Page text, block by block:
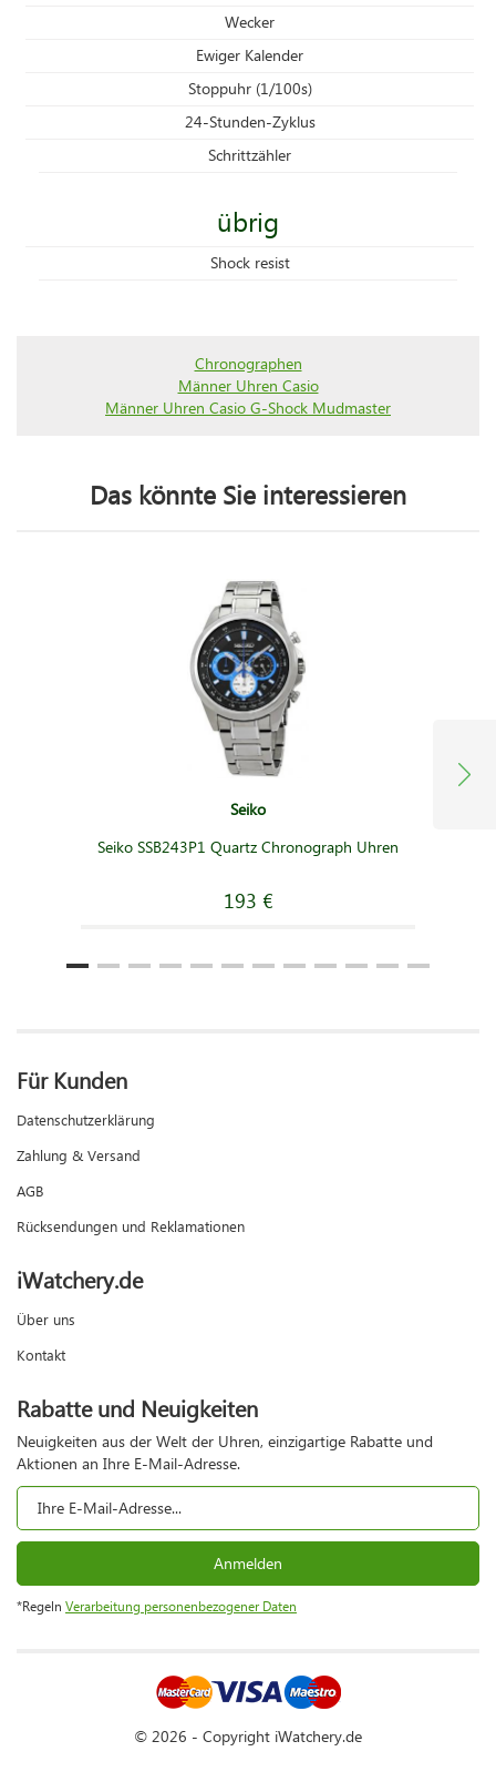
Wecker
Ewiger Kalender
Stoppuhr (1/100s)
24-Stunden-Zyklus
Schrittzähler
übrig
Shock resist
Chronographen
Männer Uhren Casio
Männer Uhren Casio G-Shock Mudmaster
Das könnte Sie interessieren
Seiko
Seiko SSB243P1 Quartz Chronograph Uhren
193 €
Für Kunden
Datenschutzerklärung
Zahlung & Versand
AGB
Rücksendungen und Reklamationen
iWatchery.de
Über uns
Kontakt
Rabatte und Neuigkeiten
Neuigkeiten aus der Welt der Uhren, einzigartige Rabatte und
Aktionen an Ihre E-Mail-Adresse.
Anmelden
*Regeln Verarbeitung personenbezogener Daten
© 2026 - Copyright iWatchery.de